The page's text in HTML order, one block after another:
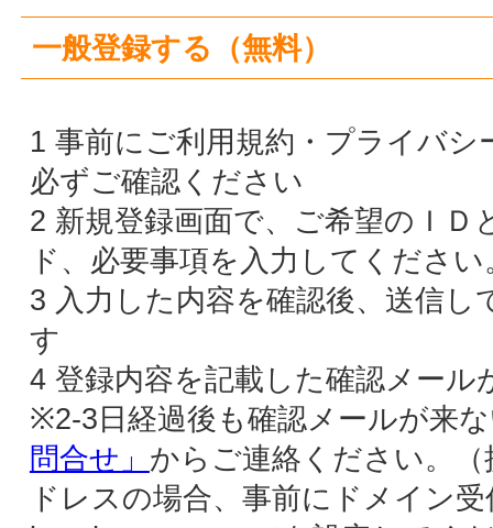
4 登録内容を記載した確認メールが届きます
※2-3日経過後も確認メールが来ない場合は
問合せ」からご連絡ください。（携帯メール
kyushu-woman.netを設定してください）
5 確認メールを受信したら、ログインしてく
さい。（マイページでは、基本情報登録され
内容を変更できます。）
掲載中のセミナー／イベント／レッスンに参
申込みをする
セミナー／イベントの詳細ページで、「参加
申込み」ボタンをクリックしてください。 一
般登録されている方はログイン後、カンタン
入力だけで申込みできます。送信後、自動確
メールが届くと申込みは完了です。